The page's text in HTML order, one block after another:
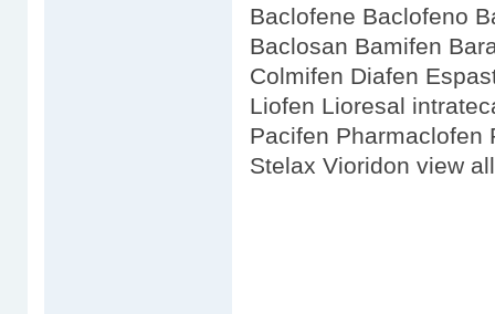
Baclofene Baclofeno
Baclosan Bamifen
Colmifen Diafen
Liofen Lioresal
Pacifen Pharmaclofen
Stelax Vioridon view all